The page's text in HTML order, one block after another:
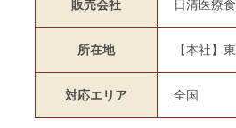
販売会社 日清医療
所在地 【本社】
対応エリア 全国